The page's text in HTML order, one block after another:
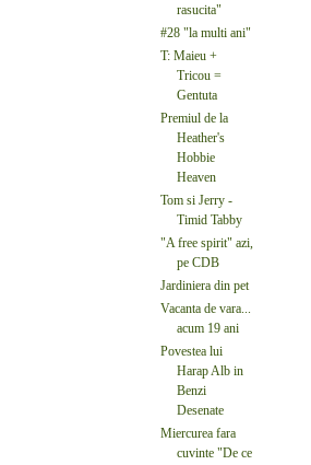
rasucita"
#28 "la multi ani"
T: Maieu +
Tricou =
Gentuta
Premiul de la
Heather's
Hobbie
Heaven
Tom si Jerry -
Timid Tabby
"A free spirit" azi,
pe CDB
Jardiniera din pet
Vacanta de vara...
acum 19 ani
Povestea lui
Harap Alb in
Benzi
Desenate
Miercurea fara
cuvinte "De ce